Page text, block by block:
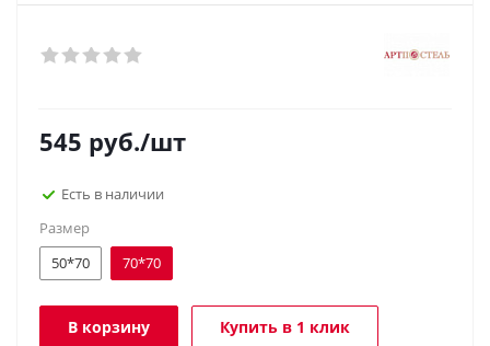
545 руб./шт
Есть в наличии
Размер
50*70
70*70
В корзину Купить в 1 клик